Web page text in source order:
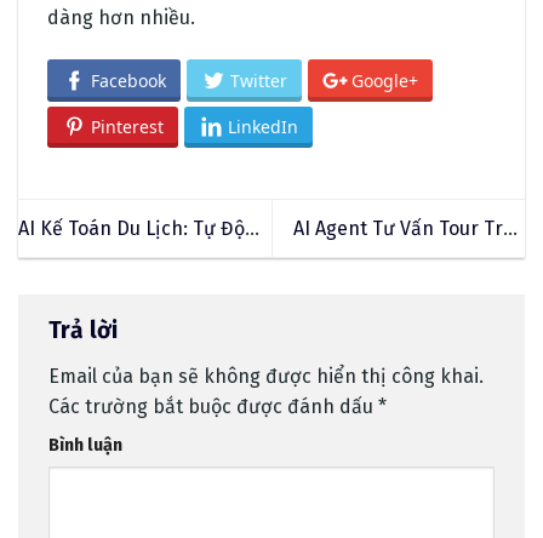
dàng hơn nhiều.
Facebook Twitter Google+
Pinterest LinkedIn
AI Kế Toán Du Lịch: Tự Động
Hoá Hoá Đơn Tour
AI Agent Tư Vấn Tour Trực
Tuyến: Giải Pháp Cho
Trả lời
Email của bạn sẽ không được hiển thị công khai.
Các trường bắt buộc được đánh dấu *
Bình luận